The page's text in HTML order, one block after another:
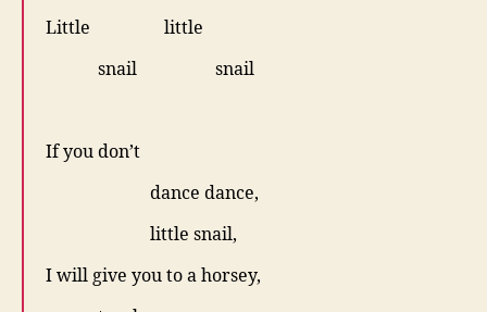
Little little
snail snail
If you don’t
dance dance,
little snail,
I will give you to a horsey,